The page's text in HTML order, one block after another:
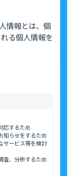
情報とは、個
る個人情報を
応するため
知らせをするため
サービス等を検討
査、分析するため